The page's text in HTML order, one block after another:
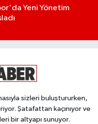
Yeni Yönetim
sizleri buluştururken,
Şatafattan kaçınıyor ve
bir altyapı sunuyor.